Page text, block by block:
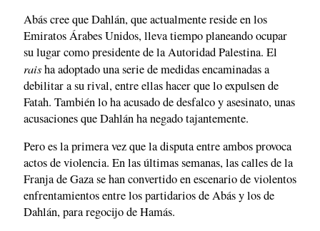
Abás cree que Dahlán, que actualmente reside en los
Emiratos Árabes Unidos, lleva tiempo planeando ocupar
su lugar como presidente de la Autoridad Palestina. El
raisha adoptado una serie de medidas encaminadas a
debilitar a su rival, entre ellas hacer que lo expulsen de
Fatah. También lo ha acusado de desfalco y asesinato, unas
acusaciones que Dahlán ha negado tajantemente.
Pero es la primera vez que la disputa entre ambos provoca
actos de violencia. En las últimas semanas, las calles de la
Franja de Gaza se han convertido en escenario de violentos
enfrentamientos entre los partidarios de Abás y los de
Dahlán, para regocijo de Hamás.